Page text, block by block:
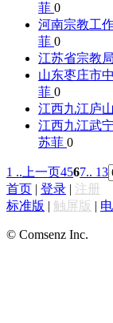
菲 0
河南宗教工
菲 0
江苏省宗教
山东枣庄市
菲 0
江西九江庐
江西九江武
苏菲 0
1 .. 上一页4567.. 13
首页 | 登录 | 注册
标准版 | 触屏版 |
© Comsenz Inc.